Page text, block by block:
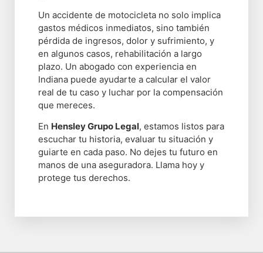
Un accidente de motocicleta no solo implica
gastos médicos inmediatos, sino también
pérdida de ingresos, dolor y sufrimiento, y
en algunos casos, rehabilitación a largo
plazo. Un abogado con experiencia en
Indiana puede ayudarte a calcular el valor
real de tu caso y luchar por la compensación
que mereces.
En Hensley Grupo Legal, estamos listos para
escuchar tu historia, evaluar tu situación y
guiarte en cada paso. No dejes tu futuro en
manos de una aseguradora. Llama hoy y
protege tus derechos.